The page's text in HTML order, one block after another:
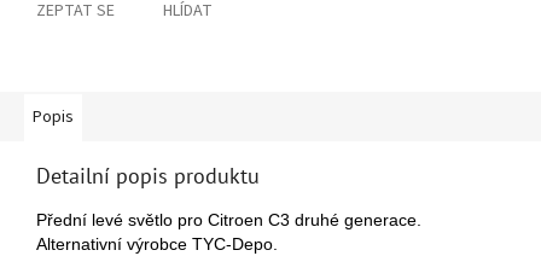
ZEPTAT SE HLÍDAT
Popis
Detailní popis produktu
Přední levé světlo pro Citroen C3 druhé generace.
Alternativní výrobce TYC-Depo.